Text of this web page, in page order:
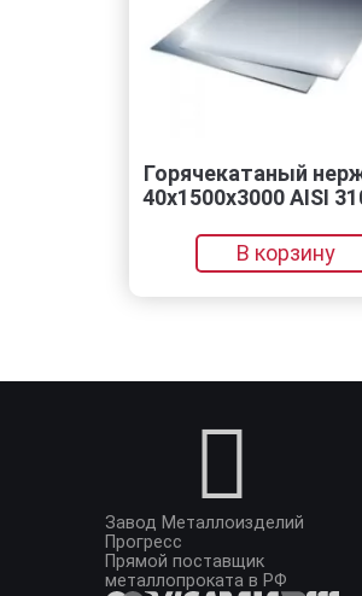
Горячекатаный нерж. лист
40х1500х3000 AISI 310S No1
Завод Металлоизделий
Прогресс
Прямой поставщик
металлопроката в РФ